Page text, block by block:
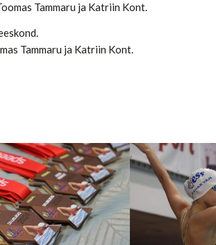
Tammaru ja Katriin Kont.
Tammaru ja Katriin Kont.